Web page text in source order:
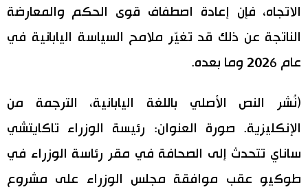
الاتجاه، فإن إعادة اصطفاف قوى الحكم والمعارضة
الناتجة عن ذلك قد تغيّر ملامح السياسة اليابانية في
عام 2026 وما بعده.
(نُشر النص الأصلي باللغة اليابانية، الترجمة من
الإنكليزية. صورة العنوان: رئيسة الوزراء تاكايتشي
ساناي تتحدث إلى الصحافة في مقر رئاسة الوزراء في
طوكيو عقب موافقة مجلس الوزراء على مشروع